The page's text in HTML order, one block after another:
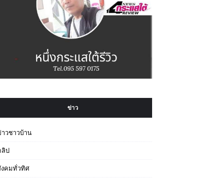
ข่าว
วชาวบ้าน
ลิป
คมทั่วทิศ